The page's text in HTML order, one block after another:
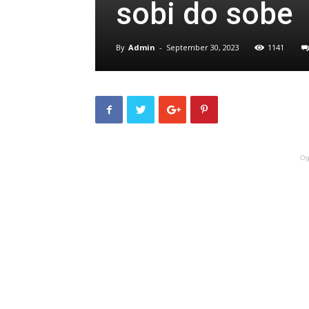
sobi do sobe
By Admin - September 30, 2023 1141